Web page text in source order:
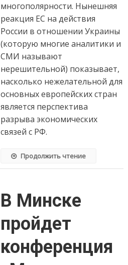
многополярности. Нынешняя
реакция ЕС на действия
России в отношении Украины
(которую многие аналитики и
СМИ называют
нерешительной) показывает,
насколько нежелательной для
основных европейских стран
является перспектива
разрыва экономических
связей с РФ.
Продолжить чтение
В Минске
пройдет
конференция